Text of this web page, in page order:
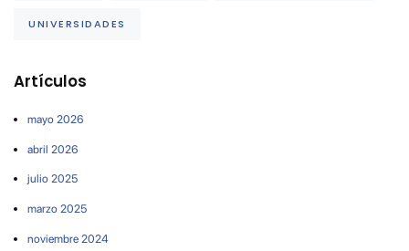
UNIVERSIDADES
Artículos
mayo 2026
abril 2026
julio 2025
marzo 2025
noviembre 2024